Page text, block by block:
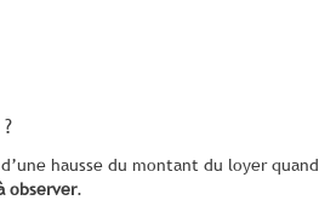
hausse du montant du loyer quand
observer.